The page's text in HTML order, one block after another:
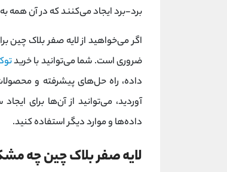
برد-برد ایجاد می‌کنند که در آن همه
اگر می‌خواهید از لایه صفر بلاک چین
ضروری است. شما می‌توانید با خرید
داده، راه حل‌های پیشرفته و
آوردید، می‌توانید از آن‌ها برای
داده‌ها و موارد دیگر استفاده کنید.
لایه‌ صفر بلاک چین چه